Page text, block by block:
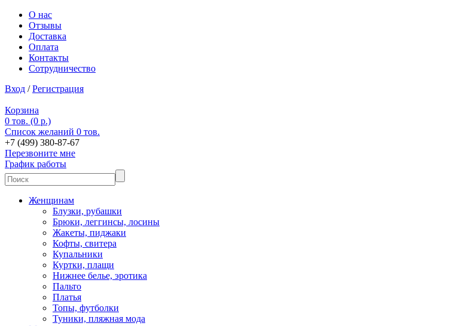
О нас
Отзывы
Доставка
Оплата
Контакты
Сотрудничество
Вход /Регистрация
Корзина
0 тов. (0 р.)
Список желаний 0 тов.
+7 (499) 380-87-67
Перезвоните мне
График работы
Женщинам
Блузки, рубашки
Брюки, леггинсы, лосины
Жакеты, пиджаки
Кофты, свитера
Купальники
Куртки, плащи
Нижнее белье, эротика
Пальто
Платья
Топы, футболки
Туники, пляжная мода